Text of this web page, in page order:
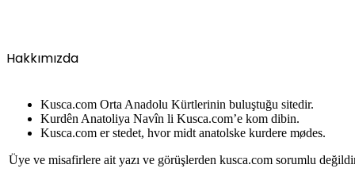
Hakkımızda
Kusca.com Orta Anadolu Kürtlerinin buluştuğu sitedir.
Kurdên Anatoliya Navîn li Kusca.com’e kom dibin.
Kusca.com er stedet, hvor midt anatolske kurdere mødes.
Üye ve misafirlere ait yazı ve görüşlerden kusca.com sorumlu